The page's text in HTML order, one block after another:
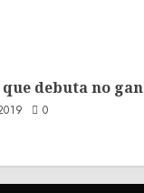
debuta no
0